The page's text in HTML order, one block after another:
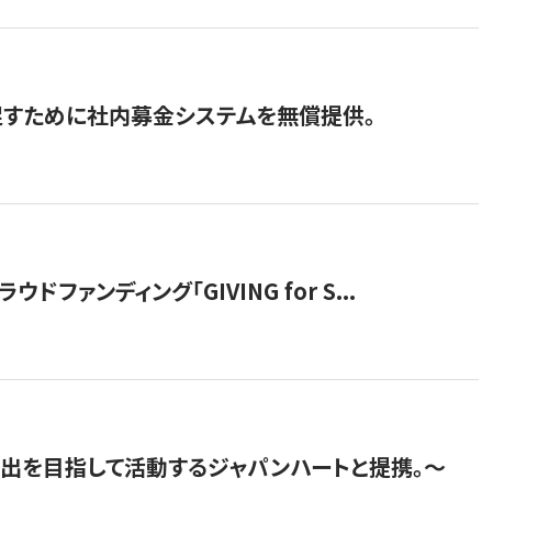
ために社内募金システムを無償提供。
ドファンディング「GIVING for S...
目指して活動するジャパンハートと提携。〜